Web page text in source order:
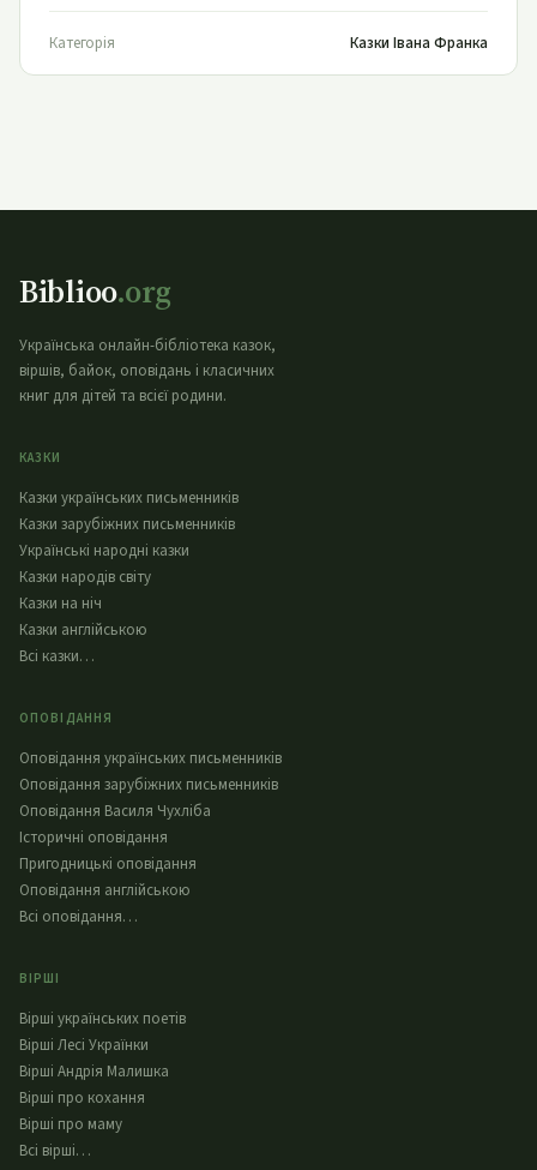
Категорія Казки Івана Франка
Biblioo.org
Українська онлайн-бібліотека казок,
віршів, байок, оповідань і класичних
книг для дітей та всієї родини.
КАЗКИ
Казки українських письменників
Казки зарубіжних письменників
Українські народні казки
Казки народів світу
Казки на ніч
Казки англійською
Всі казки…
ОПОВІДАННЯ
Оповідання українських письменників
Оповідання зарубіжних письменників
Оповідання Василя Чухліба
Історичні оповідання
Пригодницькі оповідання
Оповідання англійською
Всі оповідання…
ВІРШІ
Вірші українських поетів
Вірші Лесі Українки
Вірші Андрія Малишка
Вірші про кохання
Вірші про маму
Всі вірші…